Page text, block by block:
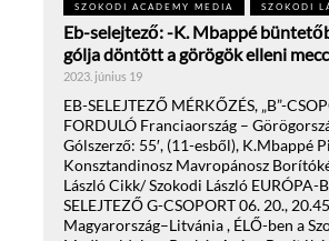
SZOKODI ACADEMY MEDIA SZOKODI
Eb-selejtező: -K. Mbappé
gólja döntött a görögök elleni
2023. június 19
EB-SELEJTEZŐ MÉRKŐZÉS, „B”-
FORDULÓ Franciaország –
Gólszerző: 55′, (11-esből), K.Mbappé
Konsztandinosz Mavropánosz
László Cikk/ Szokodi László EURÓPA-
SELEJTEZŐ G-CSOPORT 06. 20.,
Magyarország–Litvánia , ÉLŐ-ben a